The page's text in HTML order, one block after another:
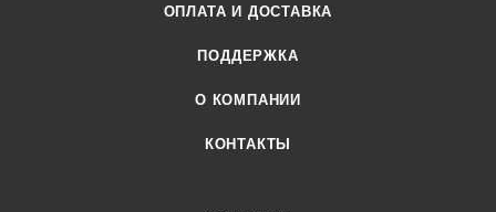
ОПЛАТА И ДОСТАВКА
ПОДДЕРЖКА
О КОМПАНИИ
КОНТАКТЫ